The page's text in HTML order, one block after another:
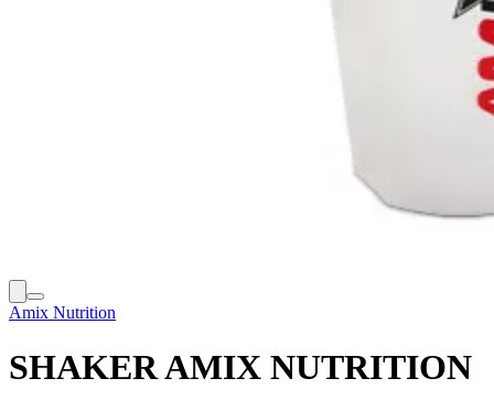
Amix Nutrition
SHAKER AMIX NUTRITION